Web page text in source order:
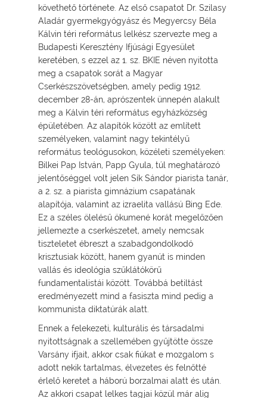
követhető története. Az első csapatot Dr. Szilasy
Aladár gyermekgyógyász és Megyercsy Béla
Kálvin téri református lelkész szervezte meg a
Budapesti Keresztény Ifjúsági Egyesület
keretében, s ezzel az 1. sz. BKIE néven nyitotta
meg a csapatok sorát a Magyar
Cserkészszövetségben, amely pedig 1912.
december 28-án, aprószentek ünnepén alakult
meg a Kálvin téri református egyházközség
épületében. Az alapítók között az említett
személyeken, valamint nagy tekintélyű
református teológusokon, közéleti személyeken:
Bilkei Pap István, Papp Gyula, túl meghatározó
jelentőséggel volt jelen Sík Sándor piarista tanár,
a 2. sz. a piarista gimnázium csapatának
alapítója, valamint az izraelita vallású Bing Ede.
Ez a széles ölelésű ökumené korát megelőzően
jellemezte a cserkészetet, amely nemcsak
tiszteletet ébreszt a szabadgondolkodó
krisztusiak között, hanem gyanút is minden
vallás és ideológia szűklátókörű
fundamentalistái között. Továbbá betiltást
eredményezett mind a fasiszta mind pedig a
kommunista diktatúrák alatt.
Ennek a felekezeti, kulturális és társadalmi
nyitottságnak a szellemében gyűjtötte össze
Varsány ifjait, akkor csak fiúkat e mozgalom s
adott nekik tartalmas, élvezetes és felnőtté
érlelő keretet a háború borzalmai alatt és után.
Az akkori csapat lelkes tagjai közül már alig